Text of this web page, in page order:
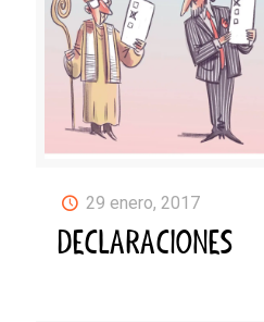
29 enero, 2017
DECLARACIONES